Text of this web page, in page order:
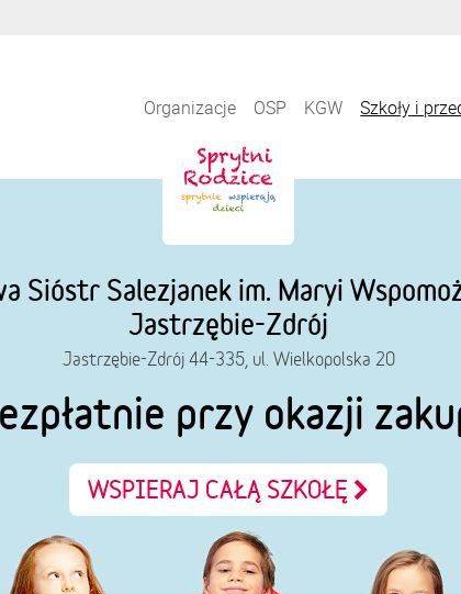
Organizacje OSP KGW Szkoły i
Sióstr Salezjanek im. Maryi
Jastrzębie-Zdrój
Jastrzębie-Zdrój 44-335, ul. Wielkopolska 20
przy okazji
WSPIERAJ CAŁĄ SZKOŁĘ